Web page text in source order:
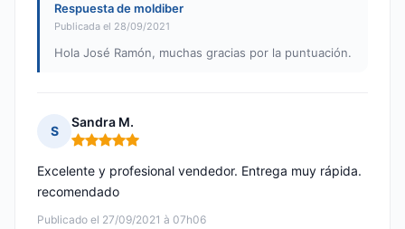
Respuesta de moldiber
Publicada el 28/09/2021
Hola José Ramón, muchas gracias por la puntuación.
S
Sandra M.
Nota: 5 de 5
Publicado el 27/09/2021 à 07h06
Excelente y profesional vendedor. Entrega muy rápida.
recomendado